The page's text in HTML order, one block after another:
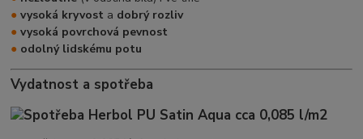
●vysoká kryvost a dobrý rozliv
●vysoká povrchová pevnost
● odolný lidskému potu
Vydatnost a spotřeba